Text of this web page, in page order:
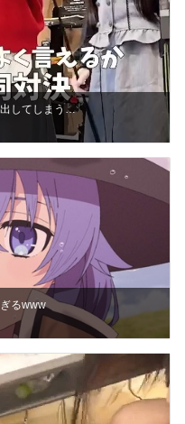
出してしまう…
るwww